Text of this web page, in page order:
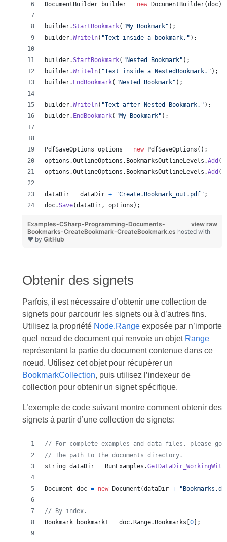
DocumentBuilder
builder = new DocumentBuilder(doc)
builder.StartBookmark( "My Bookmark" ) ;
builder.Writeln( "Text inside a bookmark." ) ;
builder.StartBookmark( "Nested Bookmark" ) ;
builder.Writeln( "Text inside a NestedBookmark." ) ;
builder. EndBookmark( "Nested Bookmark" ) ;
builder.Writeln( "Text after Nested Bookmark." ) ;
builder. EndBookmark( "My Bookmark" ) ;
PdfSaveOptions options = new PdfSaveOptions ( ) ;
options .OutlineOptions . BookmarksOutlineLevels .Add (
options .OutlineOptions . BookmarksOutlineLevels .Add (
dataDir = dataDir + "Create.Bookmark_out.pdf" ;
doc.Save(dataDir, options ) ;
view raw
Examples-CSharp-Programming-Documents-
Bookmarks-CreateBookmark-CreateBookmark.cs hosted with
❤ by GitHub
Obtenir des signets
Parfois, il est nécessaire d’obtenir une collection de
signets pour parcourir les signets ou à d’autres fins.
Utilisez la propriété Node.Rangeexposée par n’importe
quel nœud de document qui renvoie un objet Range
représentant la partie du document contenue dans ce
nœud. Utilisez cet objet pour récupérer un
BookmarkCollection, puis utilisez l’indexeur de
collection pour obtenir un signet spécifique.
L’exemple de code suivant montre comment obtenir des
signets à partir d’une collection de signets:
// For complete examples and data files, please go
// The path to the documents directory.
string dataDir = RunExamples .
Document doc = new Document (dataDir +
// By index.
Bookmark
bookmark1 = doc. Range. Bookmarks 0] ;